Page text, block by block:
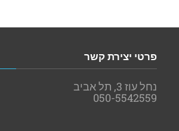
פרטי יצירת קשר
נחל עוז 3, תל אביב
050-5542559